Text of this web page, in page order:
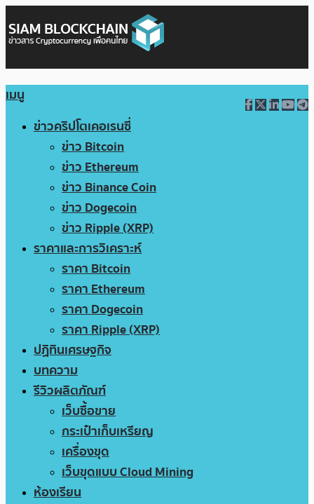
เมนู
ข่าวคริปโตเคอเรนซี่
ข่าว Bitcoin
ข่าว Ethereum
ข่าว Binance Coin
ข่าว Dogecoin
ข่าว Ripple (XRP)
ราคาและการวิเคราะห์
ราคา Bitcoin
ราคา Ethereum
ราคา Dogecoin
ราคา Ripple (XRP)
ปฏิทินเศรษฐกิจ
บทความ
รีวิวผลิตภัณฑ์
เว็บซื้อขาย
กระเป๋าเก็บเหรียญ
เครื่องขุด
เว็บขุดแบบ Cloud Mining
ห้องเรียน